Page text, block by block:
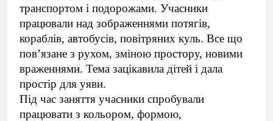
транспортом і подорожами. Учасники
працювали над зображеннями потягів,
кораблів, автобусів, повітряних куль. Все що
пов’язане з рухом, зміною простору, новими
враженнями. Тема зацікавила дітей і дала
простір для уяви.
Під час заняття учасники спробували
працювати з кольором, формою,